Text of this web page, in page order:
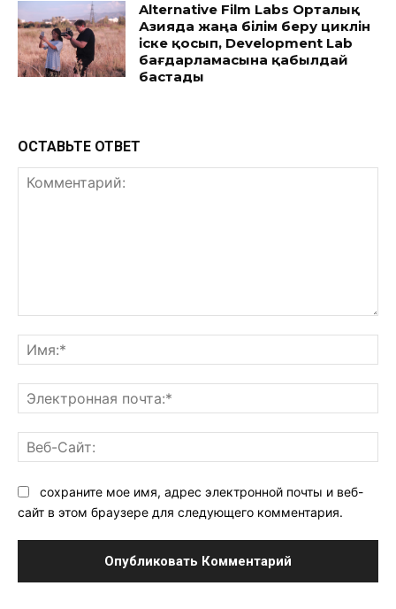
Alternative Film Labs Орталық
Азияда жаңа білім беру циклін
іске қосып, Development Lab
бағдарламасына қабылдай
бастады
ОСТАВЬТЕ ОТВЕТ
сохраните мое имя, адрес электронной почты и веб-
сайт в этом браузере для следующего комментария.